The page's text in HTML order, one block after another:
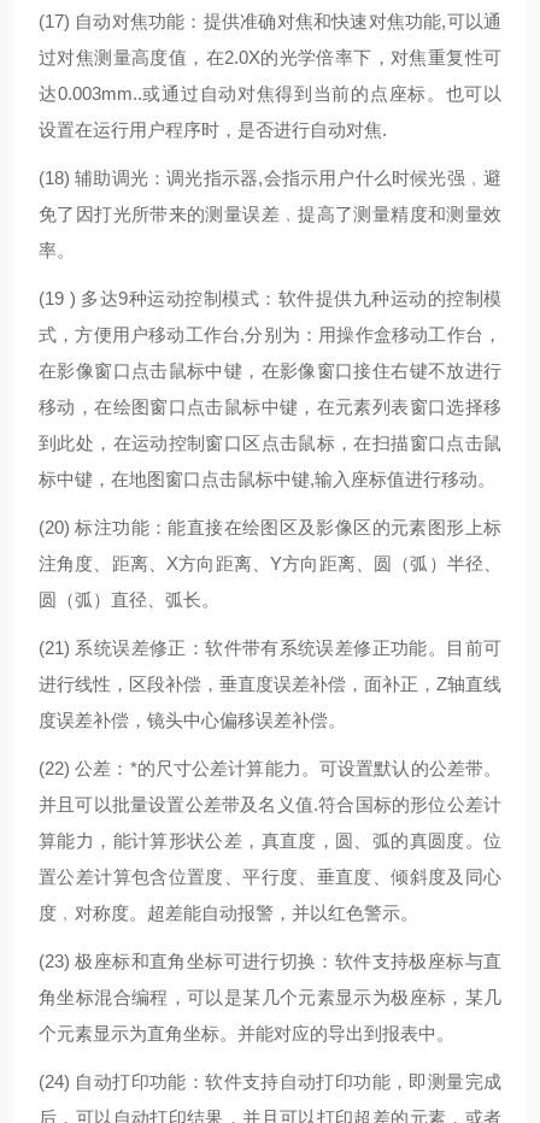
(17) 自动对焦功能：提供准确对焦和快速对焦功能,可以通
过对焦测量高度值，在2.0X的光学倍率下，对焦重复性可
达0.003mm..或通过自动对焦得到当前的点座标。也可以
设置在运行用户程序时，是否进行自动对焦.
(18)辅助调光：调光指示器,会指示用户什么时候光强﹐避
免了因打光所带来的测量误差﹐提高了测量精度和测量效
率。
(19 ) 多达9种运动控制模式：软件提供九种运动的控制模
式，方便用户移动工作台,分别为：用操作盒移动工作台，
在影像窗口点击鼠标中键，在影像窗口接住右键不放进行
移动，在绘图窗口点击鼠标中键，在元素列表窗口选择移
到此处，在运动控制窗口区点击鼠标，在扫描窗口点击鼠
标中键，在地图窗口点击鼠标中键,输入座标值进行移动。
(20)标注功能：能直接在绘图区及影像区的元素图形上标
注角度、距离、X方向距离、Y方向距离、圆（弧）半径、
圆（弧）直径、弧长。
(21) 系统误差修正：软件带有系统误差修正功能。目前可
进行线性，区段补偿，垂直度误差补偿，面补正，Z轴直线
度误差补偿，镜头中心偏移误差补偿。
(22)公差：*的尺寸公差计算能力。可设置默认的公差带。
并且可以批量设置公差带及名义值.符合国标的形位公差计
算能力，能计算形状公差，真直度，圆、弧的真圆度。位
置公差计算包含位置度、平行度、垂直度、倾斜度及同心
度﹐对称度。超差能自动报警，并以红色警示。
(23)极座标和直角坐标可进行切换：软件支持极座标与直
角坐标混合编程，可以是某几个元素显示为极座标，某几
个元素显示为直角坐标。并能对应的导出到报表中。
(24) 自动打印功能：软件支持自动打印功能，即测量完成
后，可以自动打印结果，并且可以打印超差的元素，或者